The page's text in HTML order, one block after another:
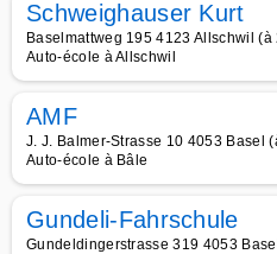
Schweighauser Kurt
Baselmattweg 195 4123 Allschwil (à
Auto-école à Allschwil
AMF
J. J. Balmer-Strasse 10 4053 Basel
Auto-école à Bâle
Gundeli-Fahrschule
Gundeldingerstrasse 319 4053